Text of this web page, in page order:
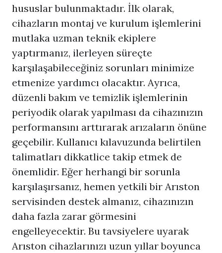
hususlar bulunmaktadır. İlk olarak,
cihazların montaj ve kurulum işlemlerini
mutlaka uzman teknik ekiplere
yaptırmanız, ilerleyen süreçte
karşılaşabileceğiniz sorunları minimize
etmenize yardımcı olacaktır. Ayrıca,
düzenli bakım ve temizlik işlemlerinin
periyodik olarak yapılması da cihazınızın
performansını arttırarak arızaların önüne
geçebilir. Kullanıcı kılavuzunda belirtilen
talimatları dikkatlice takip etmek de
önemlidir. Eğer herhangi bir sorunla
karşılaşırsanız, hemen yetkili bir Arıston
servisinden destek almanız, cihazınızın
daha fazla zarar görmesini
engelleyecektir. Bu tavsiyelere uyarak
Arıston cihazlarınızı uzun yıllar boyunca